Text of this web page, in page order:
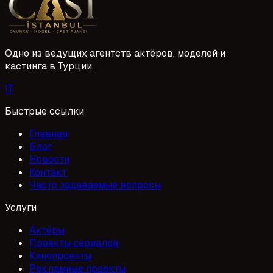
kendi hazırlıklarını yapar; ancak büyük projelerde
ajansımız ve yapım ekibi destek sağlar. Bu süreç, projenin
niteliğine ve ajansımızın yönlendirmelerine göre farklılık
Одно из ведущих агентств актёров, моделей и
кастинга в Турции.
IT
Быстрые ссылки
Главная
Блог
Новости
Контакт
Часто задаваемые вопросы
Услуги
Актёры
Проекты сериалов
Кинопроекты
Рекламные проекты